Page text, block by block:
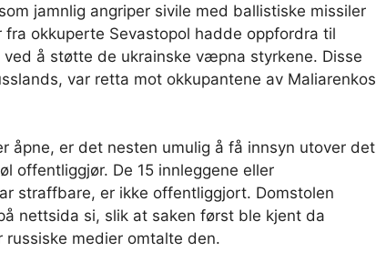
jamnlig angriper sivile med ballistiske missiler
okkuperte Sevastopol hadde oppfordra til
ved å støtte de ukrainske væpna styrkene. Disse
var retta mot okkupantene av Maliarenkos
åpne, er det nesten umulig å få innsyn utover det
offentliggjør. De 15 innleggene eller
straffbare, er ikke offentliggjort. Domstolen
nettsida si, slik at saken først ble kjent da
russiske medier omtalte den.